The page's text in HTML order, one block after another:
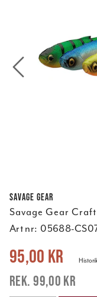
Savage Gear
Savage Gear
Art nr: 05688-
Nuvarande pris:
95,00 kr
99,00 kr